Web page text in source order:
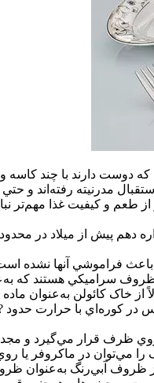
که دوست دارند با چند
مدرنيته رفته‌اند و
طعم و کيفيت غذا مهم‌تر
دهم پيش از ميلاد در
فراموشي آنها نشده
سراميکي هستند که
خاک کائولن به‌عنوان
در کوره‌اي با حرارت
ظرف قرار مي‌گيرد و
مي‌توان در ماکروفر يا روي
ظروف آبي‌رنگ به‌عنوان